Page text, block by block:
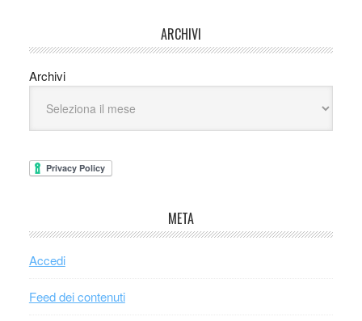
ARCHIVI
Archivi
META
Accedi
Feed dei contenuti